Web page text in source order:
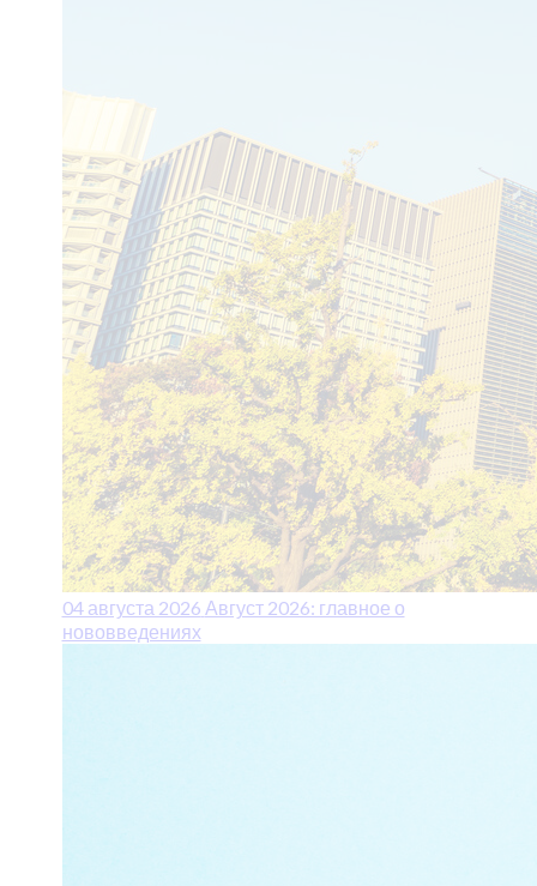
04 августа 2026 Август 2026: главное о
нововведениях